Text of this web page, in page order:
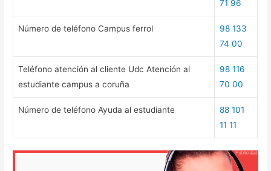
71 96
Número de teléfono Campus ferrol
98 133
74 00
Teléfono atención al cliente Udc Atención al
estudiante campus a coruña
98 116
70 00
Número de teléfono Ayuda al estudiante
88 101
11 11